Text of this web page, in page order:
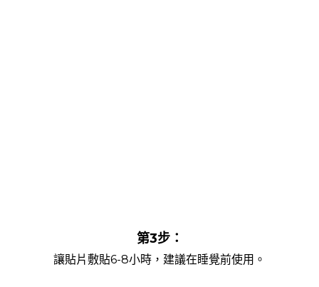
第3步：
讓貼片敷貼6-8小時，建議在睡覺前使用。